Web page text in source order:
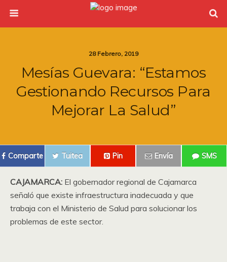
28 Febrero, 2019
Mesías Guevara: “Estamos
Gestionando Recursos Para
Mejorar La Salud”
Comparte Tuitea Pin Envía SMS
CAJAMARCA: El gobernador regional de Cajamarca
señaló que existe infraestructura inadecuada y que
trabaja con el Ministerio de Salud para solucionar los
problemas de este sector.